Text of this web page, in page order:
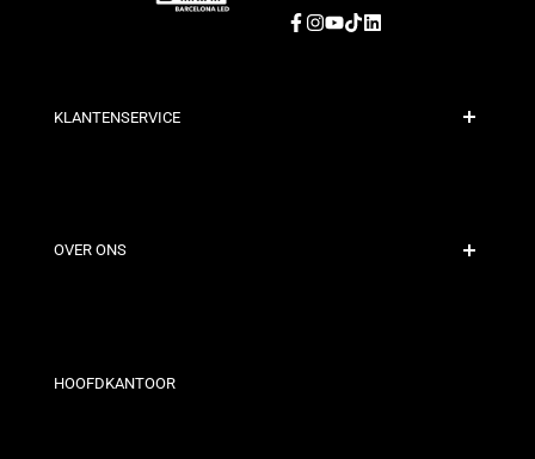
Facebook
Instagram
YouTube
TikTokLinkedIn
KLANTENSERVICE
Contact
OVER ONS
Onze Winkels
HOOFDKANTOOR